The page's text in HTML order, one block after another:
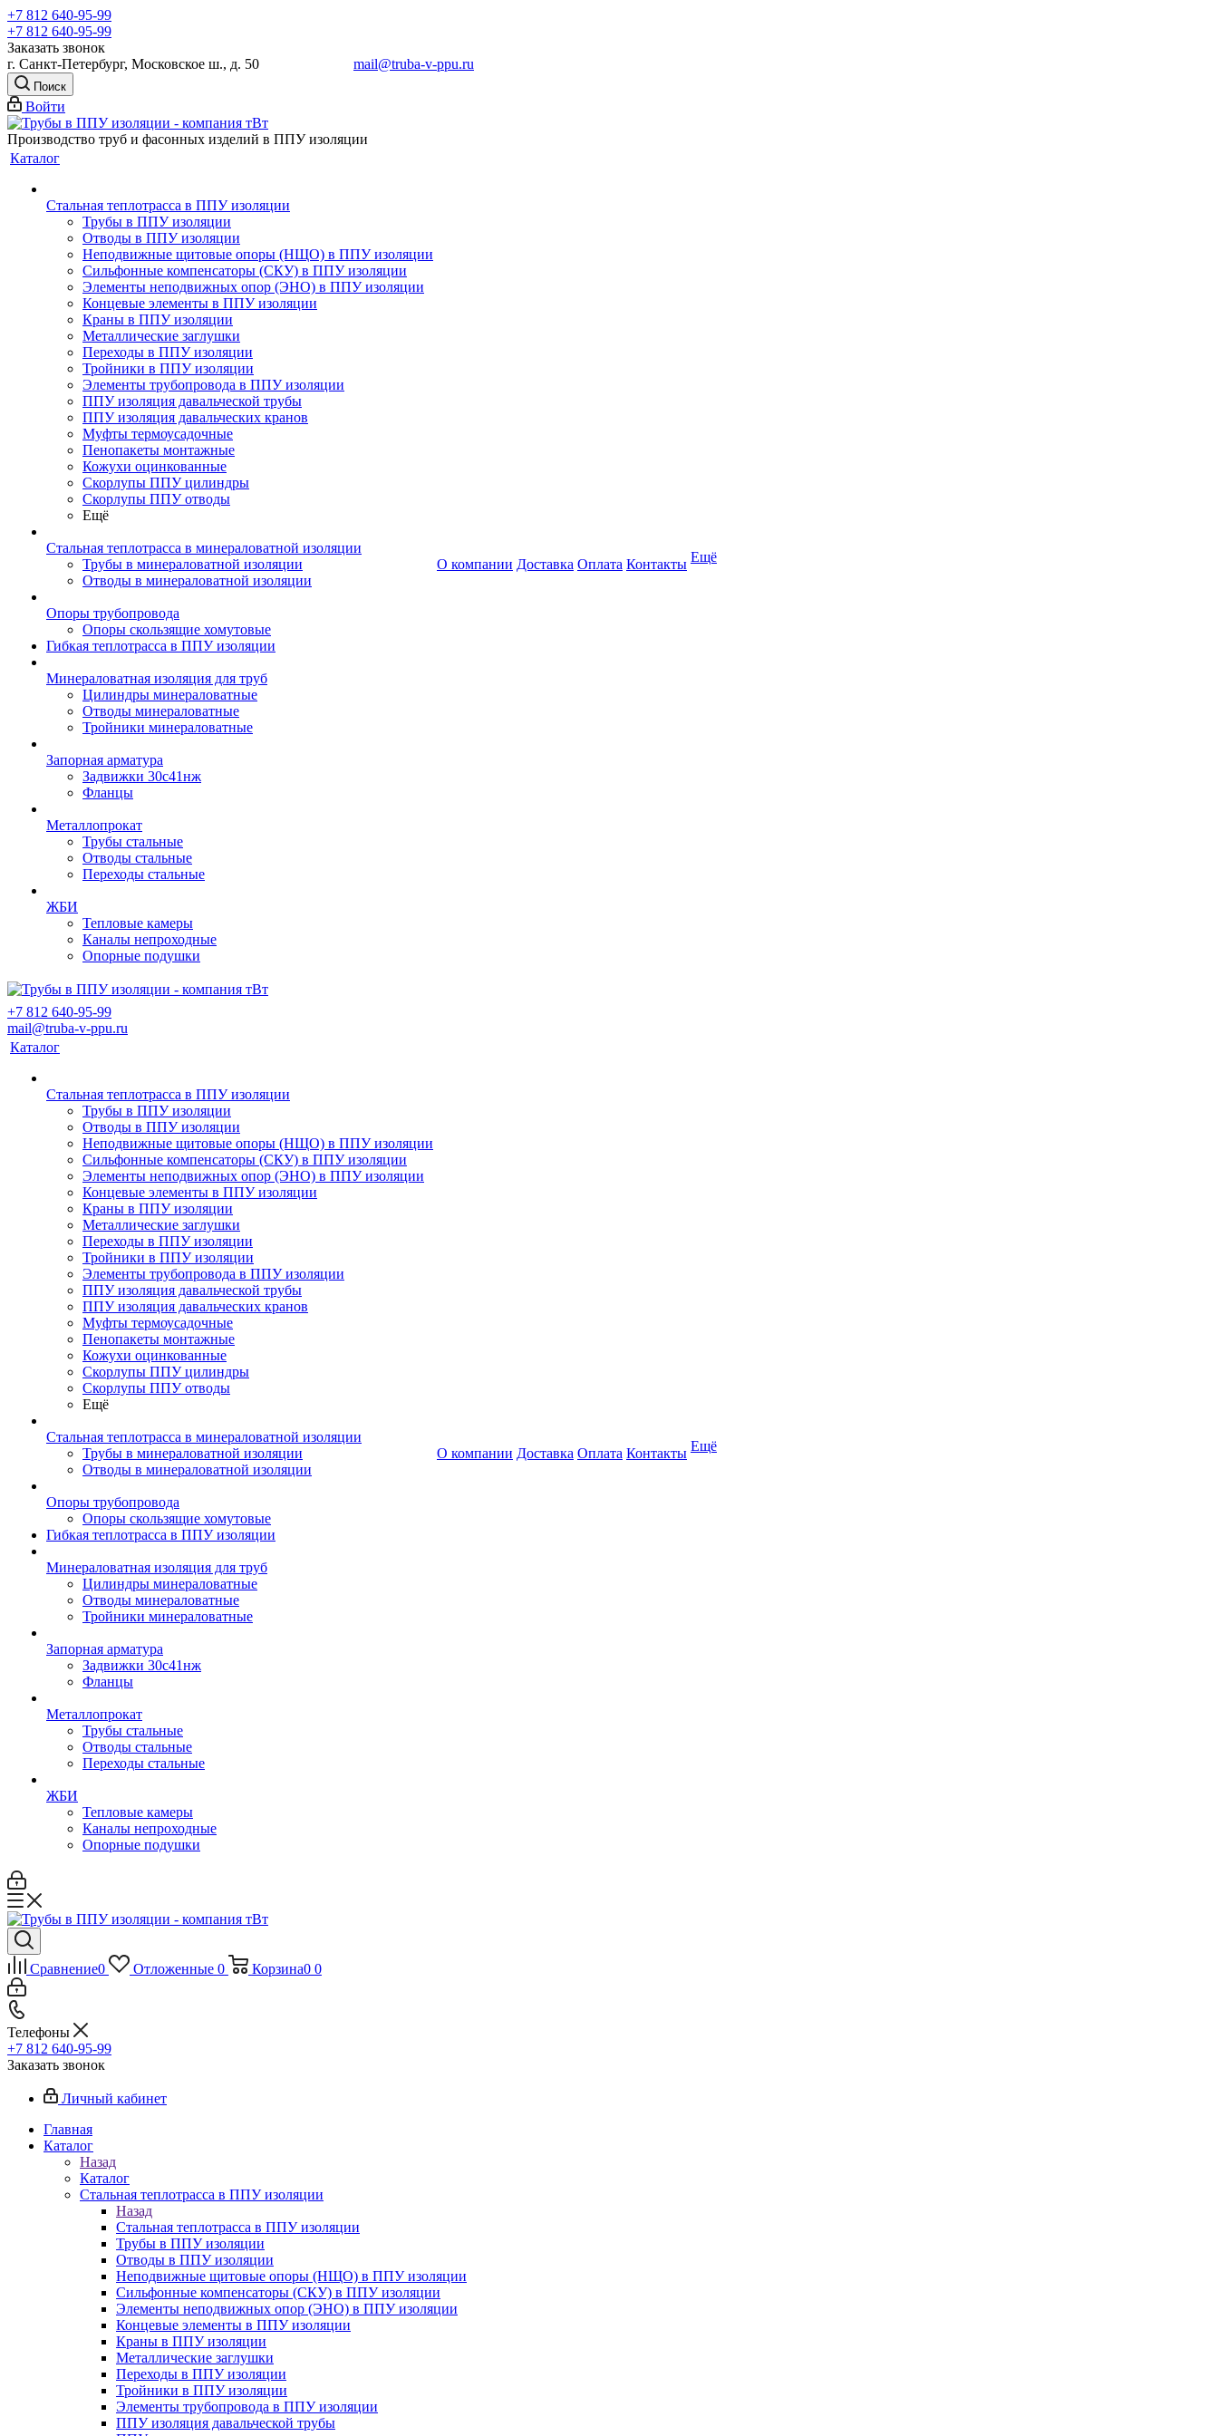
+7 812 640-95-99
+7 812 640-95-99
Заказать звонок
г. Санкт-Петербург, Московское ш., д. 50 mail@truba-v-ppu.ru
Поиск
Войти
Производство труб и фасонных изделий в ППУ изоляции
Каталог
Стальная теплотрасса в ППУ изоляции
Трубы в ППУ изоляции
Отводы в ППУ изоляции
Неподвижные щитовые опоры (НЩО) в ППУ изоляции
Cильфонные компенсаторы (СКУ) в ППУ изоляции
Элементы неподвижных опор (ЭНО) в ППУ изоляции
Концевые элементы в ППУ изоляции
Краны в ППУ изоляции
Металлические заглушки
Переходы в ППУ изоляции
Тройники в ППУ изоляции
Элементы трубопровода в ППУ изоляции
ППУ изоляция давальческой трубы
ППУ изоляция давальческих кранов
Муфты термоусадочные
Пенопакеты монтажные
Кожухи оцинкованные
Скорлупы ППУ цилиндры
Скорлупы ППУ отводы
Ещё
Стальная теплотрасса в минераловатной изоляции
Трубы в минераловатной изоляции
Отводы в минераловатной изоляции
Опоры трубопровода
Опоры скользящие хомутовые
Гибкая теплотрасса в ППУ изоляции
Минераловатная изоляция для труб
Цилиндры минераловатные
Отводы минераловатные
Тройники минераловатные
Запорная арматура
Задвижки 30с41нж
Фланцы
Металлопрокат
Трубы стальные
Отводы стальные
Переходы стальные
ЖБИ
Тепловые камеры
Каналы непроходные
Опорные подушки
О компании Доставка Оплата Контакты Ещё
+7 812 640-95-99
mail@truba-v-ppu.ru
Каталог
Стальная теплотрасса в ППУ изоляции
Трубы в ППУ изоляции
Отводы в ППУ изоляции
Неподвижные щитовые опоры (НЩО) в ППУ изоляции
Cильфонные компенсаторы (СКУ) в ППУ изоляции
Элементы неподвижных опор (ЭНО) в ППУ изоляции
Концевые элементы в ППУ изоляции
Краны в ППУ изоляции
Металлические заглушки
Переходы в ППУ изоляции
Тройники в ППУ изоляции
Элементы трубопровода в ППУ изоляции
ППУ изоляция давальческой трубы
ППУ изоляция давальческих кранов
Муфты термоусадочные
Пенопакеты монтажные
Кожухи оцинкованные
Скорлупы ППУ цилиндры
Скорлупы ППУ отводы
Ещё
Стальная теплотрасса в минераловатной изоляции
Трубы в минераловатной изоляции
Отводы в минераловатной изоляции
Опоры трубопровода
Опоры скользящие хомутовые
Гибкая теплотрасса в ППУ изоляции
Минераловатная изоляция для труб
Цилиндры минераловатные
Отводы минераловатные
Тройники минераловатные
Запорная арматура
Задвижки 30с41нж
Фланцы
Металлопрокат
Трубы стальные
Отводы стальные
Переходы стальные
ЖБИ
Тепловые камеры
Каналы непроходные
Опорные подушки
О компании Доставка Оплата Контакты Ещё
Сравнение0 Отложенные 0 Корзина0 0
Телефоны
+7 812 640-95-99
Заказать звонок
Личный кабинет
Главная
Каталог
Назад
Каталог
Стальная теплотрасса в ППУ изоляции
Назад
Стальная теплотрасса в ППУ изоляции
Трубы в ППУ изоляции
Отводы в ППУ изоляции
Неподвижные щитовые опоры (НЩО) в ППУ изоляции
Cильфонные компенсаторы (СКУ) в ППУ изоляции
Элементы неподвижных опор (ЭНО) в ППУ изоляции
Концевые элементы в ППУ изоляции
Краны в ППУ изоляции
Металлические заглушки
Переходы в ППУ изоляции
Тройники в ППУ изоляции
Элементы трубопровода в ППУ изоляции
ППУ изоляция давальческой трубы